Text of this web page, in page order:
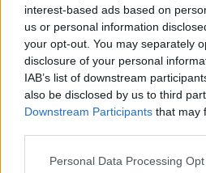
interest-based ads based on
us or personal information
your opt-out. You may separately
disclosure of your personal
IAB’s list of downstream
also be disclosed by us to third
Downstream Participants that may
Personal Data Processing
Rozmowa, co jest ze
nauczyc sie wiecej
Jak zacząć więcej mówić o
ponieważ np po świętach i
Forum:Psychiatria - grupa